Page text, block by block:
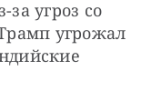
угроз со
угрожал